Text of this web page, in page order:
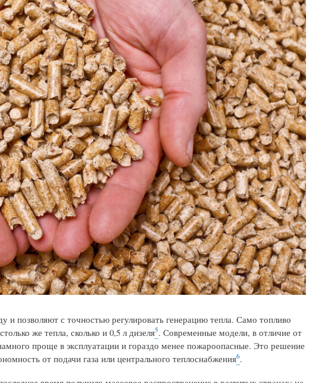
позволяют с точностью регулировать генерацию тепла. Само топливо
же тепла, сколько и 0,5 л дизеля5. Современные модели, в отличие от
проще в эксплуатации и гораздо менее пожароопасные. Это решение
от подачи газа или центрального теплоснабжения6.